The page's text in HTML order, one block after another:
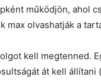
működjön, ahol
max olvashatják a
kell megtenned.
át kell állítani